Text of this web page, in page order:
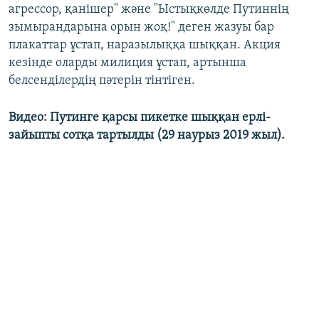
агрессор, қанішер" және "Ыстықкөлде Путиннің
зымырандарына орын жоқ!" деген жазуы бар
плакаттар ұстап, наразылыққа шыққан. Акция
кезінде оларды милиция ұстап, артынша
белсенділердің пәтерін тінтіген.
Видео: Путинге қарсы пикетке шыққан ерлі-
зайыпты сотқа тартылды (29 наурыз 2019 жыл).